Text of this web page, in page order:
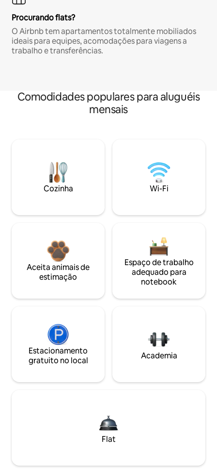
Procurando flats?
O Airbnb tem apartamentos totalmente mobiliados
ideais para equipes, acomodações para viagens a
trabalho e transferências.
Comodidades populares para aluguéis
mensais
Cozinha Wi-Fi
Aceita animais de
estimação
Espaço de trabalho
adequado para
notebook
Estacionamento
gratuito no local
Academia
Flat